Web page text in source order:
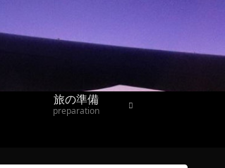
旅の準備
preparation